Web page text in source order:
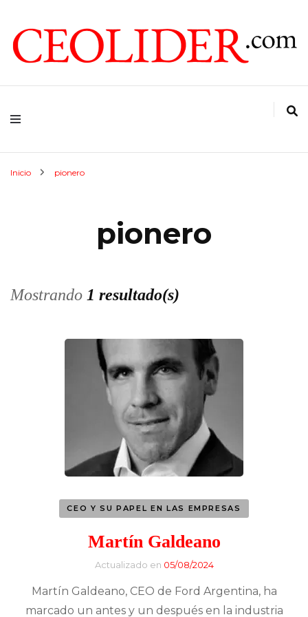
CEOLIDER.COM
Inicio pionero
pionero
Mostrando 1 resultado(s)
CEO Y SU PAPEL EN LAS EMPRESAS
Martín Galdeano
Actualizado en 05/08/2024
Martín Galdeano, CEO de Ford Argentina, ha
marcado un antes y un después en la industria